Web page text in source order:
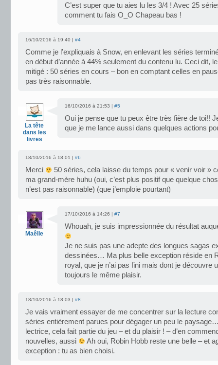
C’est super que tu aies lu les 3/4 ! Avec 25
comment tu fais O_O Chapeau bas !
16/10/2016 à 19:40 | #4
Comme je l’expliquais à Snow, en enlevant les séries
en début d’année à 44% seulement du contenu lu. Ceci dit,
mitigé : 50 séries en cours – bon en comptant celles en
pas très raisonnable.
La tête
dans les
livres
16/10/2016 à 21:53 | #5
Oui je pense que tu peux être très fière de toi!!
que je me lance aussi dans quelques actions
18/10/2016 à 18:01 | #6
Merci
50 séries, cela laisse du temps pour « venir voir »
ma grand-mère huhu (oui, c’est plus positif que quelque
n’est pas raisonnable) (que j’emploie pourtant)
Maêlle
17/10/2016 à 14:26 | #7
Whouah, je suis impressionnée du résultat
Je ne suis pas une adepte des longues sagas
dessinées… Ma plus belle exception réside en
royal, que je n’ai pas fini mais dont je découvre
toujours le même plaisir.
18/10/2016 à 18:03 | #8
Je vais vraiment essayer de me concentrer sur la lecture
séries entièrement parues pour dégager un peu le
lectrice, cela fait partie du jeu – et du plaisir ! – d’en
nouvelles, aussi
Ah oui, Robin Hobb reste une belle – et
exception : tu as bien choisi.